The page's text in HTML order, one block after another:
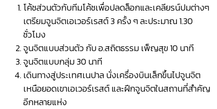
โค้ชส่วนตัวกับทีมโค้ชเพื่อปลดล็อกและเคลียรน์ปมต่างๆ
เตรียมจูนจิตเอเวอร์เรสต์ 3 ครั้ง ๆ ละประมาณ 1.30
ชั่วโมง
จูนจิตแบบส่วนตัว กับ อ.สถิตธรรม เพ็ญสุข 10 นาที
จูนจิตแบบกลุ่ม 30 นาที
เดินทางสู่ประเทศเนปาล นั่งเครื่องบินเล็กขึ้นไปจูนจิต
เหนือยอดเขาเอเวอร์เรสต์ และฝึกจูนจิตในสถานที่สำคัญ
อีกหลายแห่ง